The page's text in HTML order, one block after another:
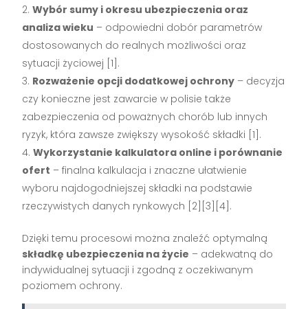
Wybór sumy i okresu ubezpieczenia oraz
analiza wieku – odpowiedni dobór parametrów
dostosowanych do realnych możliwości oraz
sytuacji życiowej [1] .
Rozważenie opcji dodatkowej ochrony – decyzja
czy konieczne jest zawarcie w polisie także
zabezpieczenia od poważnych chorób lub innych
ryzyk, która zawsze zwiększy wysokość składki [1] .
Wykorzystanie kalkulatora online i porównanie
ofert – finalna kalkulacja i znaczne ułatwienie
wyboru najdogodniejszej składki na podstawie
rzeczywistych danych rynkowych [2][3][4] .
Dzięki temu procesowi można znaleźć optymalną
składkę ubezpieczenia na życie – adekwatną do
indywidualnej sytuacji i zgodną z oczekiwanym
poziomem ochrony.